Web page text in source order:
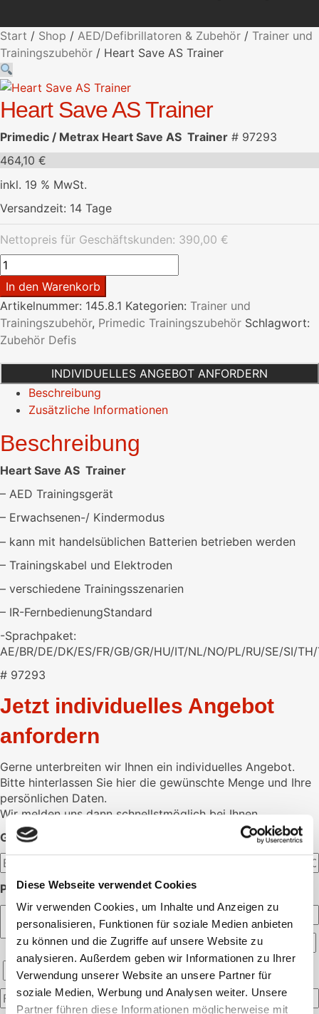
Diese Webseite verwendet Cookies
Wir verwenden Cookies, um Inhalte und Anzeigen zu
personalisieren, Funktionen für soziale Medien anbieten
zu können und die Zugriffe auf unsere Website zu
analysieren. Außerdem geben wir Informationen zu Ihrer
Verwendung unserer Website an unsere Partner für
soziale Medien, Werbung und Analysen weiter. Unsere
Partner führen diese Informationen möglicherweise mit
Start / Shop / AED/Defibrillatoren & Zubehör / Trainer und
Trainingszubehör / Heart Save AS Trainer
Heart Save AS Trainer
Primedic / Metrax Heart Save AS Trainer # 97293
464,10 €
inkl. 19 % MwSt.
Versandzeit: 14 Tage
Nettopreis für Geschäftskunden: 390,00 €
Heart
Save
AS
Trainer
Menge
In den Warenkorb
Artikelnummer: 145.8.1 Kategorien: Trainer und
Trainingszubehör, Primedic Trainingszubehör Schlagwort:
Zubehör Defis
INDIVIDUELLES ANGEBOT ANFORDERN
Beschreibung
Zusätzliche Informationen
Beschreibung
Heart Save AS Trainer
– AED Trainingsgerät
– Erwachsenen-/ Kindermodus
– kann mit handelsüblichen Batterien betrieben werden
– Trainingskabel und Elektroden
– verschiedene Trainingsszenarien
– IR-FernbedienungStandard
-Sprachpaket:
AE/BR/DE/DK/ES/FR/GB/GR/HU/IT/NL/NO/PL/RU/SE/SI/TH/
# 97293
Jetzt individuelles Angebot
anfordern
Gerne unterbreiten wir Ihnen ein individuelles Angebot.
Bitte hinterlassen Sie hier die gewünschte Menge und Ihre
persönlichen Daten.
Wir melden uns dann schnellstmöglich bei Ihnen.
GEWÜNSCHTE MENGE:
PERSÖNLICHE ANGABEN: